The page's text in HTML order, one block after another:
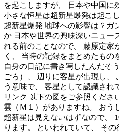
を起こしますが、 日本や中国
小さな恒星は超新星爆発は起こ
超新星爆発 地球への影響は？ガ
か 日本や世界の興味深いニュー
れる前のことなので、 藤原定家
く、 当時の記録をまとめたもの
自身の日記に書き写したんだそ
ごろ）、 辺りに客星が出現し、
う意味で、 客星として認識され
リンク 以下の図をご参照くださ
雲（Ｍ１）がありますね。 おう
超新星は見えないはずなので、
ります。 といわれていて、 そ